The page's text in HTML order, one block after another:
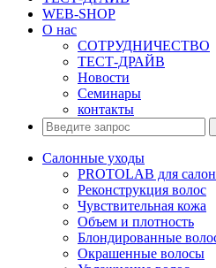
WEB-SHOP
О нас
СОТРУДНИЧЕСТВО
ТЕСТ-ДРАЙВ
Новости
Семинары
контакты
Салонные уходы
PROTOLAB для
Реконструкция волос
Чувствительная кожа
Объем и плотность
Блондированные
Окрашенные волосы